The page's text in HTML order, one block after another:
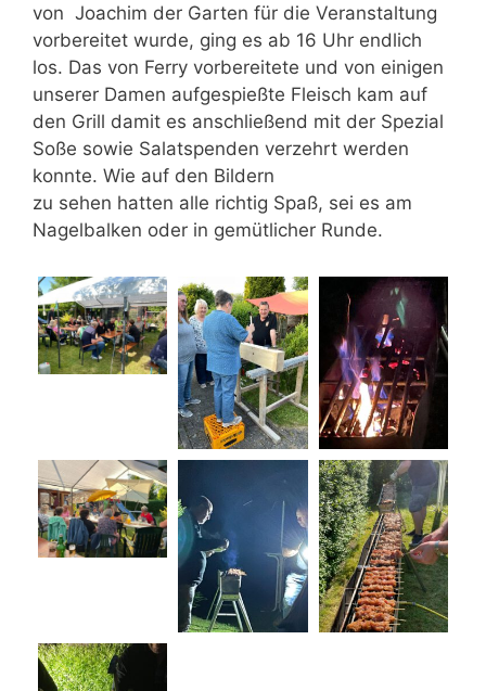
von Joachim der Garten für die Veranstaltung
vorbereitet wurde, ging es ab 16 Uhr endlich
los. Das von Ferry vorbereitete und von einigen
unserer Damen aufgespießte Fleisch kam auf
den Grill damit es anschließend mit der Spezial
Soße sowie Salatspenden verzehrt werden
konnte. Wie auf den Bildern
zu sehen hatten alle richtig Spaß, sei es am
Nagelbalken oder in gemütlicher Runde.